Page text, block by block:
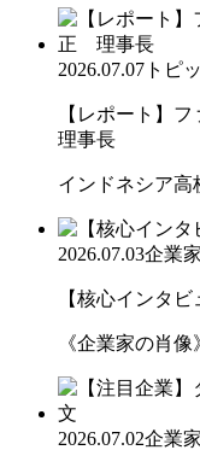
2026.07.07 トピ
【レポート】
理事長
インドネシア高
2026.07.03企業
【核心インタ
《企業家の肖
2026.07.02企業